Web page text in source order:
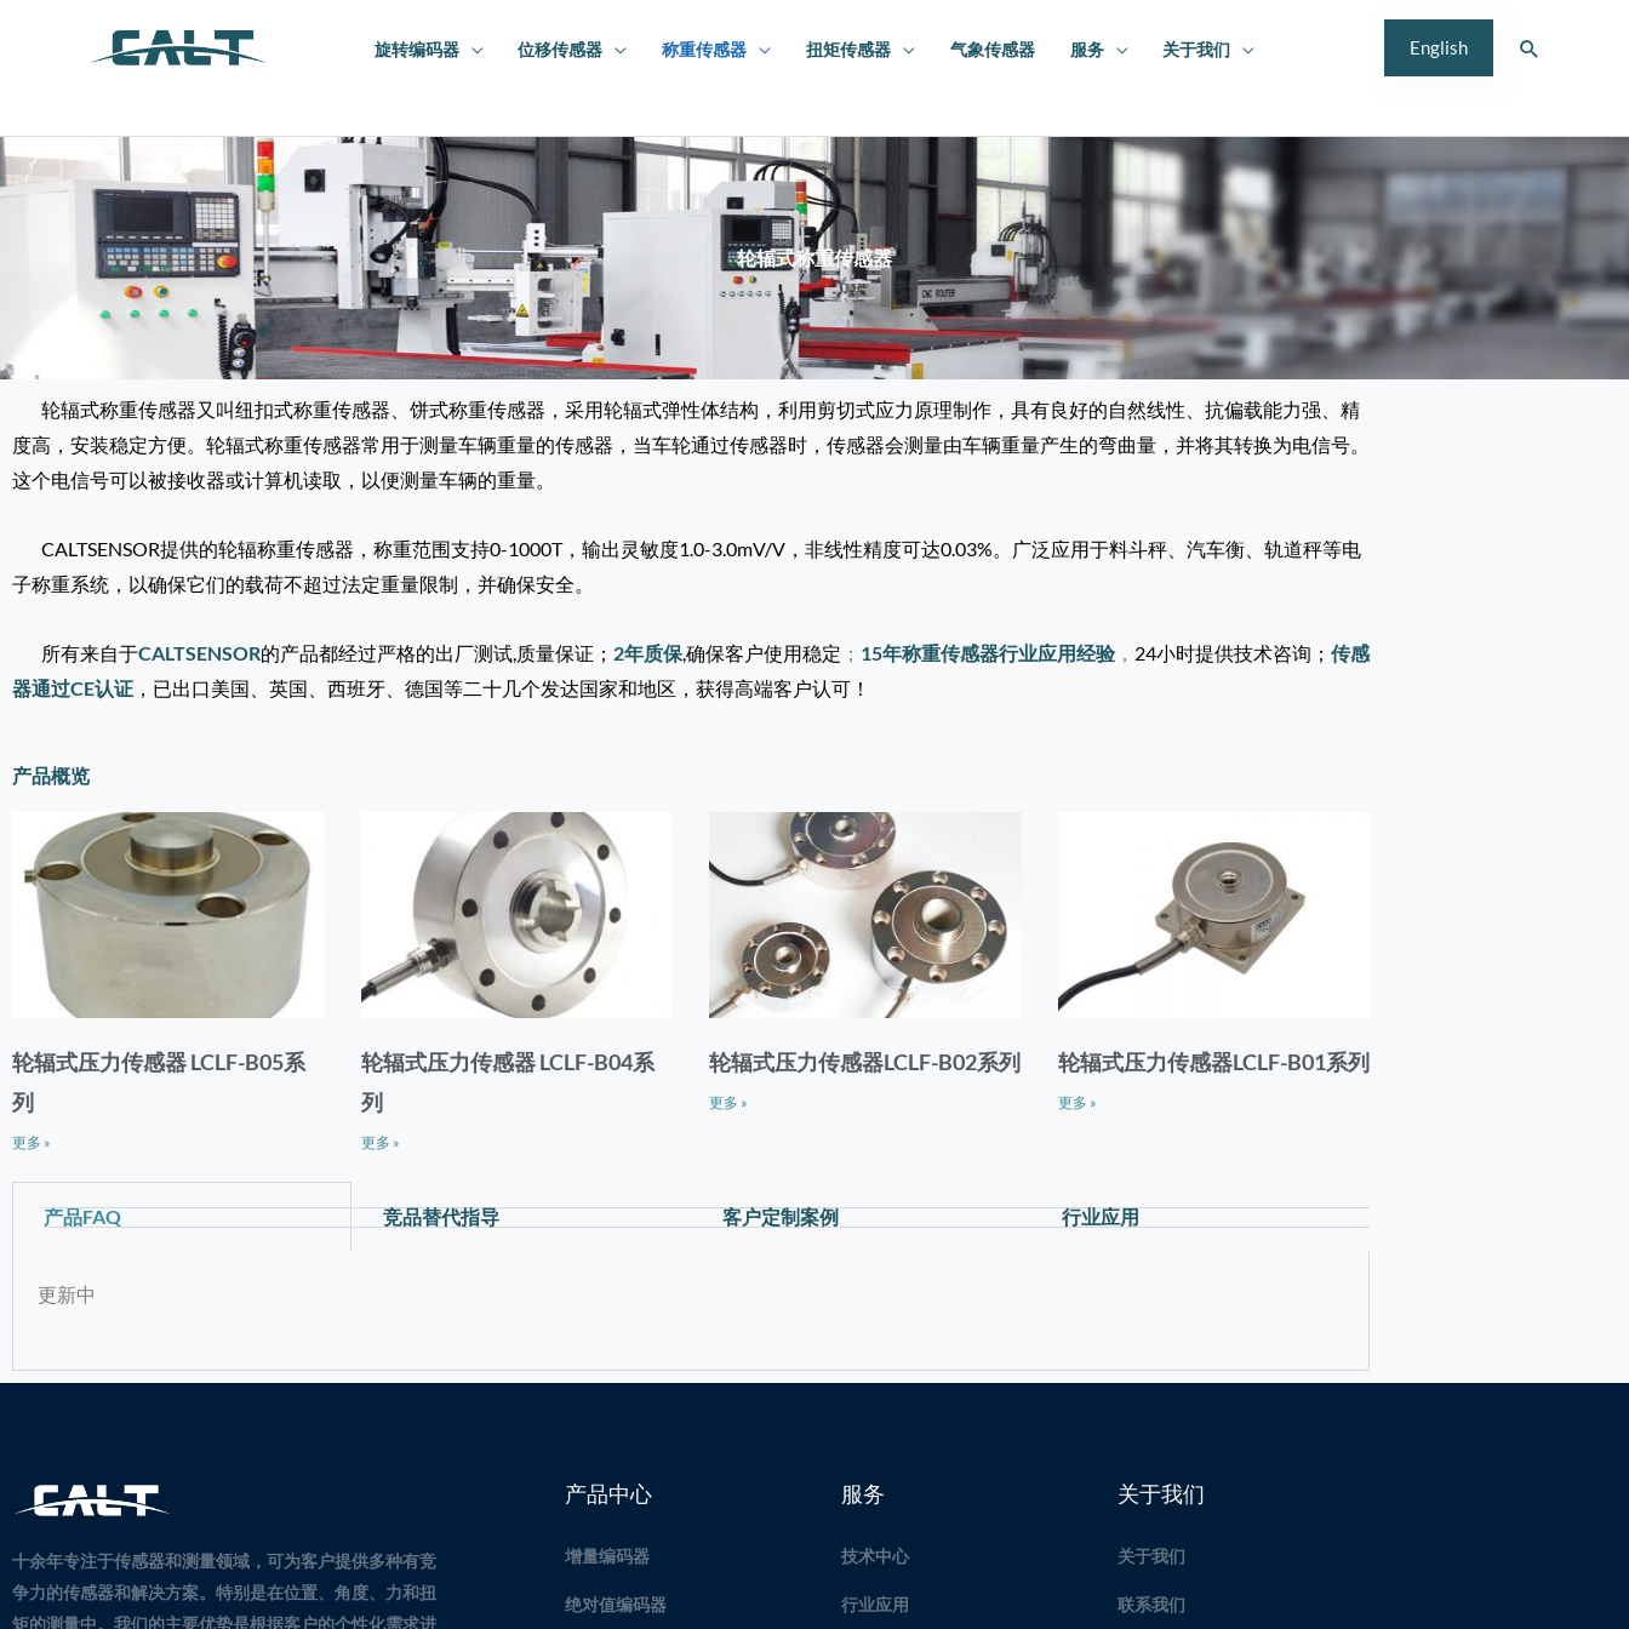
旋转编码器 位移传感器 称重传感器 扭矩传感器 气象传感器 服务 关于我们 English
搜
轮辐式称重传感器
轮辐式称重传感器又叫纽扣式称重传感器、饼式称重传感器，采用轮辐式弹性体结构，利用剪切式应力原理制作，具有良好的自然线性、抗偏载能力强、精
度高，安装稳定方便。轮辐式称重传感器常用于测量车辆重量的传感器，当车轮通过传感器时，传感器会测量由车辆重量产生的弯曲量，并将其转换为电信号。
这个电信号可以被接收器或计算机读取，以便测量车辆的重量。
CALTSENSOR提供的轮辐称重传感器，称重范围支持0-1000T，输出灵敏度1.0-3.0mV/V，非线性精度可达0.03%。广泛应用于料斗秤、汽车衡、轨道秤等电
子称重系统，以确保它们的载荷不超过法定重量限制，并确保安全。
所有来自于CALTSENSOR的产品都经过严格的出厂测试,质量保证； 2年质保,确保客户使用稳定 ； 15年称重传感器行业应用经验， 24小时提供技术咨询； 传感
器通过CE认证 ，已出口美国、英国、西班牙、德国等二十几个发达国家和地区，获得高端客户认可！
产品概览
轮辐式压力传感器 LCLF-B05系
列
更多 »
轮辐式压力传感器 LCLF-B04系
列
更多 »
轮辐式压力传感器LCLF-B02系列
更多 »
轮辐式压力传感器LCLF-B01系列
更多 »
产品FAQ 竞品替代指导 客户定制案例 行业应用
更新中
十余年专注于传感器和测量领域，可为客户提供多种有竞
争力的传感器和解决方案。 特别是在位置、角度、力和扭
矩的测量中。 我们的主要优势是根据客户的个性化需求进
产品中心
增量编码器
绝对值编码器
服务
技术中心
行业应用
关于我们
关于我们
联系我们